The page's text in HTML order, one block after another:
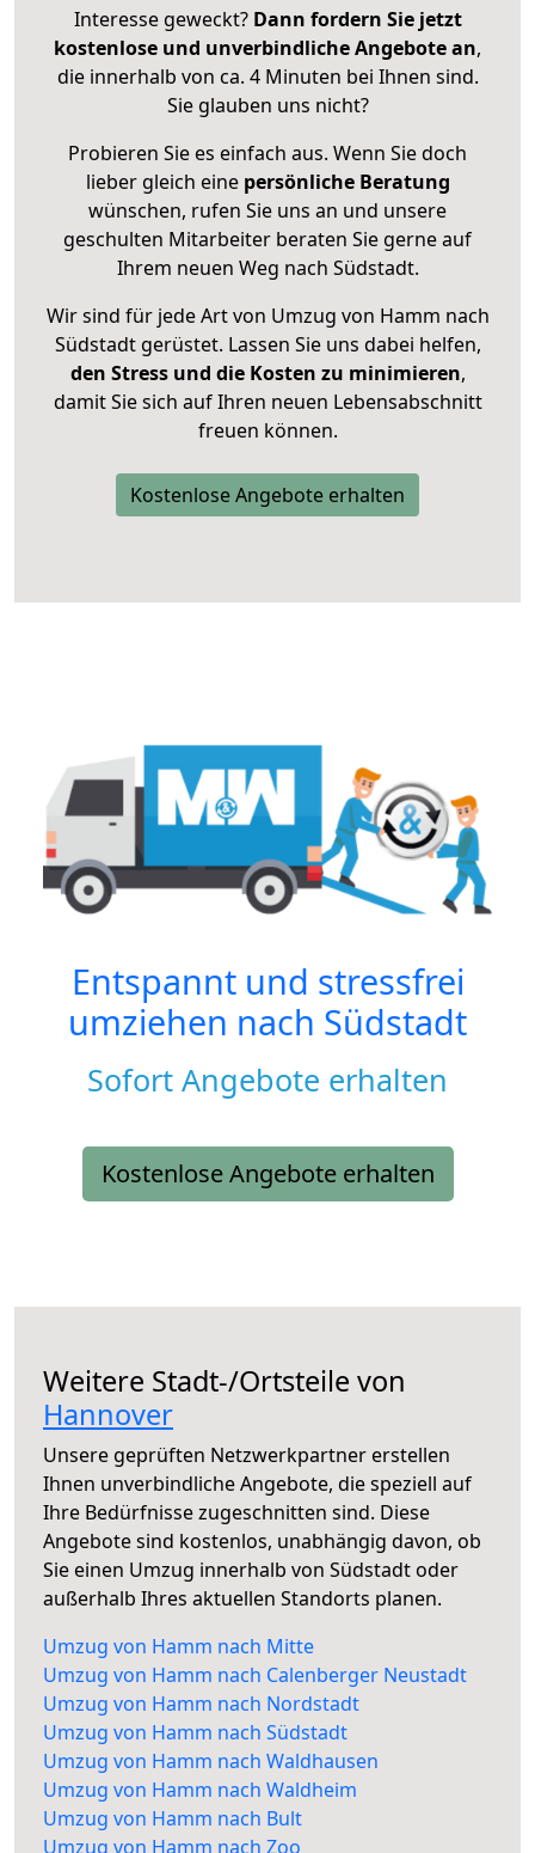
Interesse geweckt? Dann fordern Sie jetzt
kostenlose und unverbindliche Angebote an,
die innerhalb von ca. 4 Minuten bei Ihnen sind.
Sie glauben uns nicht?
Probieren Sie es einfach aus. Wenn Sie doch
lieber gleich eine persönliche Beratung
wünschen, rufen Sie uns an und unsere
geschulten Mitarbeiter beraten Sie gerne auf
Ihrem neuen Weg nach Südstadt.
Wir sind für jede Art von Umzug von Hamm nach
Südstadt gerüstet. Lassen Sie uns dabei helfen,
den Stress und die Kosten zu minimieren,
damit Sie sich auf Ihren neuen Lebensabschnitt
freuen können.
Kostenlose Angebote erhalten
Entspannt und stressfrei
umziehen nach Südstadt
Sofort Angebote erhalten
Kostenlose Angebote erhalten
Weitere Stadt-/Ortsteile von
Hannover
Unsere geprüften Netzwerkpartner erstellen
Ihnen unverbindliche Angebote, die speziell auf
Ihre Bedürfnisse zugeschnitten sind. Diese
Angebote sind kostenlos, unabhängig davon, ob
Sie einen Umzug innerhalb von Südstadt oder
außerhalb Ihres aktuellen Standorts planen.
Umzug von Hamm nach Mitte
Umzug von Hamm nach Calenberger Neustadt
Umzug von Hamm nach Nordstadt
Umzug von Hamm nach Südstadt
Umzug von Hamm nach Waldhausen
Umzug von Hamm nach Waldheim
Umzug von Hamm nach Bult
Umzug von Hamm nach Zoo